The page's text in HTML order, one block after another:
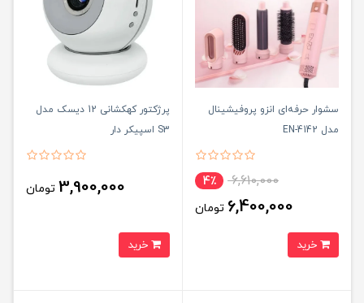
سشوار حرفه‌ای انزو پروفیشینال
مدل EN-4142
6,610,000 4٪
6,400,000 تومان
پرژکتور کهکشانی 12 دیسک مدل
S3 اسپیکر دار
3,900,000 تومان